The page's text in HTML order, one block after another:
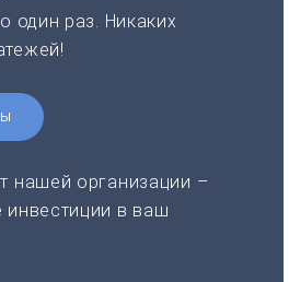
один раз. Никаких
нашей организации –
инвестиции в ваш